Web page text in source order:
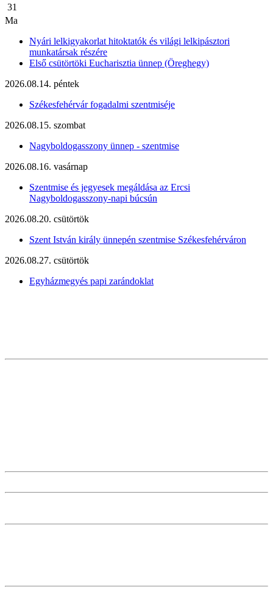
31
Ma
Nyári lelkigyakorlat hitoktatók és világi lelkipásztori
munkatársak részére
Első csütörtöki Eucharisztia ünnep (Öreghegy)
2026.08.14. péntek
Székesfehérvár fogadalmi szentmiséje
2026.08.15. szombat
Nagyboldogasszony ünnep - szentmise
2026.08.16. vasárnap
Szentmise és jegyesek megáldása az Ercsi
Nagyboldogasszony-napi búcsún
2026.08.20. csütörtök
Szent István király ünnepén szentmise Székesfehérváron
2026.08.27. csütörtök
Egyházmegyés papi zarándoklat